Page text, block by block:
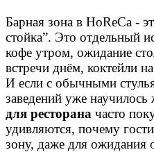
Барная зона в HoReCa -
стойка”. Это отдельный
кофе утром, ожидание
встречи днём, коктейли
И если с обычными
заведений уже научилось
для ресторана часто
удивляются, почему
зону, даже для ожидания